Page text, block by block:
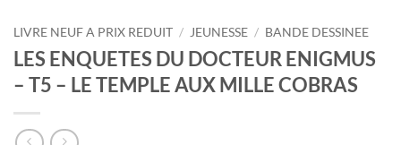
LIVRE NEUF A PRIX REDUIT / JEUNESSE / BANDE DESSINEE
LES ENQUETES DU DOCTEUR ENIGMUS
– T5 – LE TEMPLE AUX MILLE COBRAS